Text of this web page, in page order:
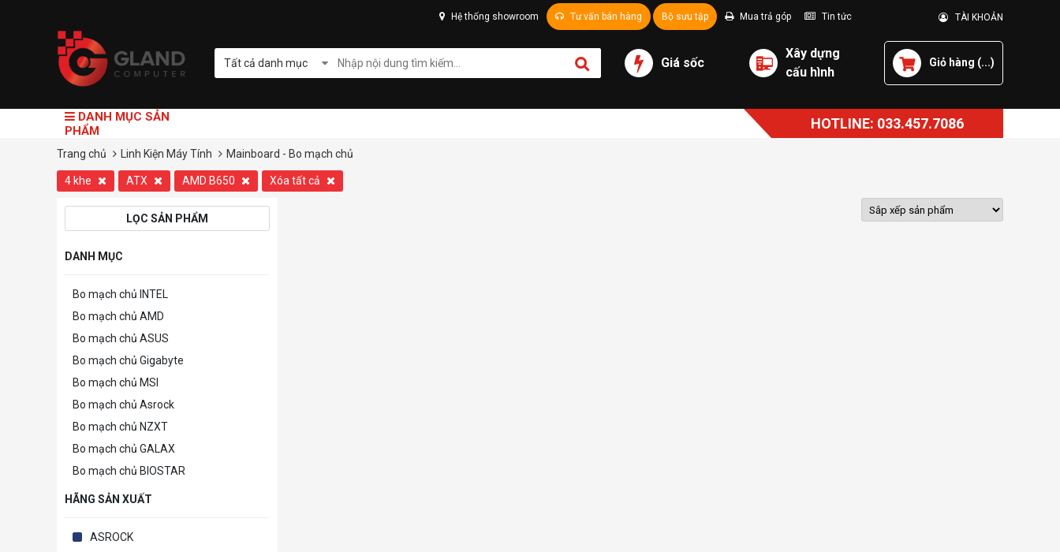
Hệ thống showroom Tư vấn bán hàng Bộ sưu tập Mua trả góp Tin tức TÀI KHOẢN
Tất cả danh mục Giá sốc
Xây dựng
cấu hình
Giỏ hàng (...)
DANH MỤC SẢN
PHẨM
HOTLINE: 033.457.7086
Trang chủ Linh Kiện Máy Tính Mainboard - Bo mạch chủ
4 khe ATX AMD B650 Xóa tất cả
LỌC SẢN PHẨM
DANH MỤC
Bo mạch chủ INTEL
Bo mạch chủ AMD
Bo mạch chủ ASUS
Bo mạch chủ Gigabyte
Bo mạch chủ MSI
Bo mạch chủ Asrock
Bo mạch chủ NZXT
Bo mạch chủ GALAX
Bo mạch chủ BIOSTAR
HÃNG SẢN XUẤT
ASROCK